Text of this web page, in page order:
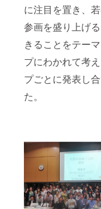
に注目を置き、
参画を盛り上げ
きることをテー
プにわかれて考
プごとに発表し
た。